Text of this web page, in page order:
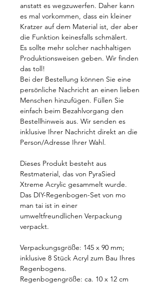
anstatt es wegzuwerfen. Daher kann
es mal vorkommen, dass ein kleiner
Kratzer auf dem Material ist, der aber
die Funktion keinesfalls schmälert.
Es sollte mehr solcher nachhaltigen
Produktionsweisen geben. Wir finden
das toll!
Bei der Bestellung können Sie eine
persönliche Nachricht an einen lieben
Menschen hinzufügen. Füllen Sie
einfach beim Bezahlvorgang den
Bestellhinweis aus. Wir senden es
inklusive Ihrer Nachricht direkt an die
Person/Adresse Ihrer Wahl.
Dieses Produkt besteht aus
Restmaterial, das von PyraSied
Xtreme Acrylic gesammelt wurde.
Das DIY-Regenbogen-Set von mo
man tai ist in einer
umweltfreundlichen Verpackung
verpackt.
Verpackungsgröße: 145 x 90 mm;
inklusive 8 Stück Acryl zum Bau Ihres
Regenbogens.
Regenbogengröße: ca. 10 x 12 cm